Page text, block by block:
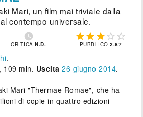
Mari, un film mai triviale dalla
contempo universale.

CRITICAN.D.
    
PUBBLICO2.87
.
, 109 min. Uscita 26 giugno 2014.
Mari "Thermae Romae", che ha
di copie in quattro edizioni